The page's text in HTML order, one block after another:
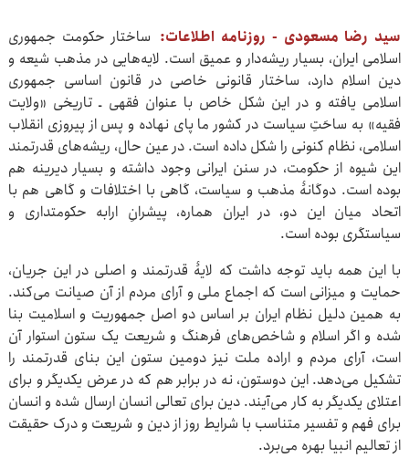
سید رضا مسعودی - روزنامه اطلاعات: ساختار حکومت جمهوری
اسلامی ایران، بسیار ریشه‌دار و عمیق است. لایه‌هایی در مذهب شیعه و
دین اسلام دارد، ساختار قانونی خاصی در قانون اساسی جمهوری
اسلامی یافته و در این شکل خاص با عنوان فقهی ـ تاریخی «ولایت
فقیه» به ساحَتِ سیاست در کشور ما پای نهاده و پس از پیروزی انقلاب
اسلامی، نظام کنونی را شکل داده است. در عین حال، ریشه‌های قدرتمند
این شیوه از حکومت، در سنن ایرانی وجود داشته و بسیار دیرینه هم
بوده است. دوگانۀ مذهب و سیاست، گاهی با اختلافات و گاهی هم با
اتحاد میان این دو، در ایران هماره، پیشرانِ ارابه حکومتداری و
سیاستگری بوده است.
با این همه باید توجه داشت که لایۀ قدرتمند و اصلی در این جریان،
حمایت و میزانی است که اجماع ملی و آرای مردم از آن صیانت می‌کند.
به همین دلیل نظام ایران بر اساس دو اصل جمهوریت و اسلامیت بنا
شده و اگر اسلام و شاخص‌های فرهنگ و شریعت یک ستون استوار آن
است، آرای مردم و اراده ملت نیز دومین ستون این بنای قدرتمند را
تشکیل می‌دهد. این دوستون، نه در برابر هم که در عرض یکدیگر و برای
اعتلای یکدیگر به کار می‌آیند. دین برای تعالی انسان ارسال شده و انسان
برای فهم و تفسیر متناسب با شرایط روز از دین و شریعت و درک حقیقت
از تعالیم انبیا بهره می‌برد.